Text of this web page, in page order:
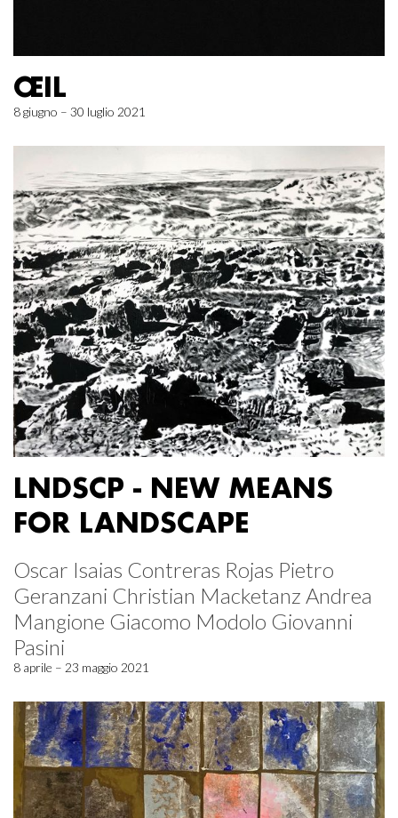
ŒIL
8 giugno – 30 luglio 2021
LNDSCP - NEW MEANS
FOR LANDSCAPE
Oscar Isaias Contreras Rojas Pietro
Geranzani Christian Macketanz Andrea
Mangione Giacomo Modolo Giovanni
Pasini
8 aprile – 23 maggio 2021